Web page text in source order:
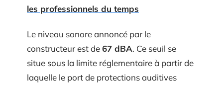
les professionnels du temps
Le niveau sonore annoncé par le
constructeur est de67 dBA. Ce seuil se
situe sous la limite réglementaire à partir de
laquelle le port de protections auditives